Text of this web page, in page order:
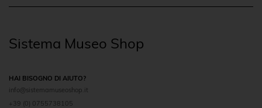
Sistema Museo Shop
HAI BISOGNO DI AIUTO?
info@sistemamuseoshop.it
+39 (0) 0755738105